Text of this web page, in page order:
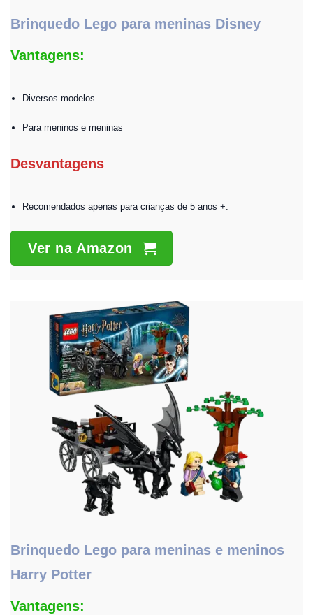
Brinquedo Lego para meninas Disney
Vantagens:
Diversos modelos
Para meninos e meninas
Desvantagens
Recomendados apenas para crianças de 5 anos +.
Ver na Amazon
Brinquedo Lego para meninas e meninos
Harry Potter
Vantagens: